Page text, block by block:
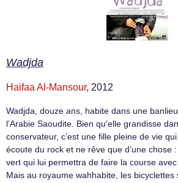
Wadjda
Haifaa Al-Mansour, 2012
Wadjda, douze ans, habite dans une
l’Arabie Saoudite. Bien qu’elle grandisse
conservateur, c’est une fille pleine de vie
écoute du rock et ne rêve que d’une chose
vert qui lui permettra de faire la course avec
Mais au royaume wahhabite, les